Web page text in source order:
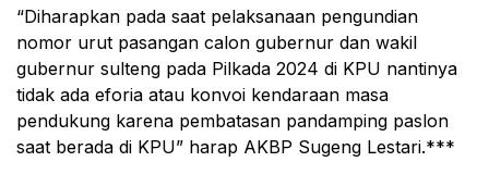
“Diharapkan pada saat pelaksanaan pengundian
nomor urut pasangan calon gubernur dan wakil
gubernur sulteng pada Pilkada 2024 di KPU nantinya
tidak ada eforia atau konvoi kendaraan masa
pendukung karena pembatasan pandamping paslon
saat berada di KPU” harap AKBP Sugeng Lestari.***